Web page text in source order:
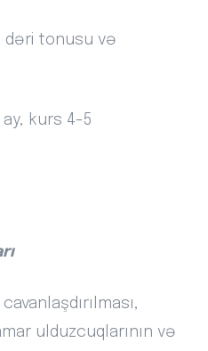
dəri tonusu və
ay, kurs 4-5
ulduzcuqlarının və